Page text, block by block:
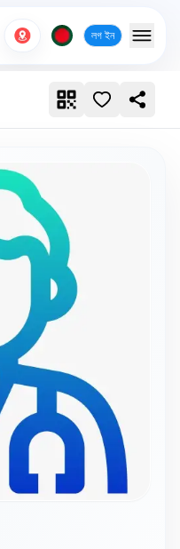
লগ ইন